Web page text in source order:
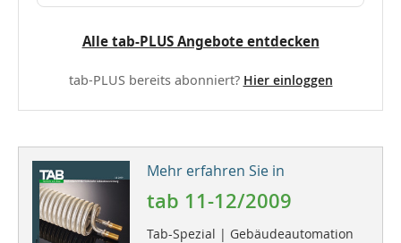
Alle tab-PLUS Angebote entdecken
tab-PLUS bereits abonniert? Hier einloggen
Mehr erfahren Sie in
tab 11-12/2009
Tab-Spezial | Gebäudeautomation